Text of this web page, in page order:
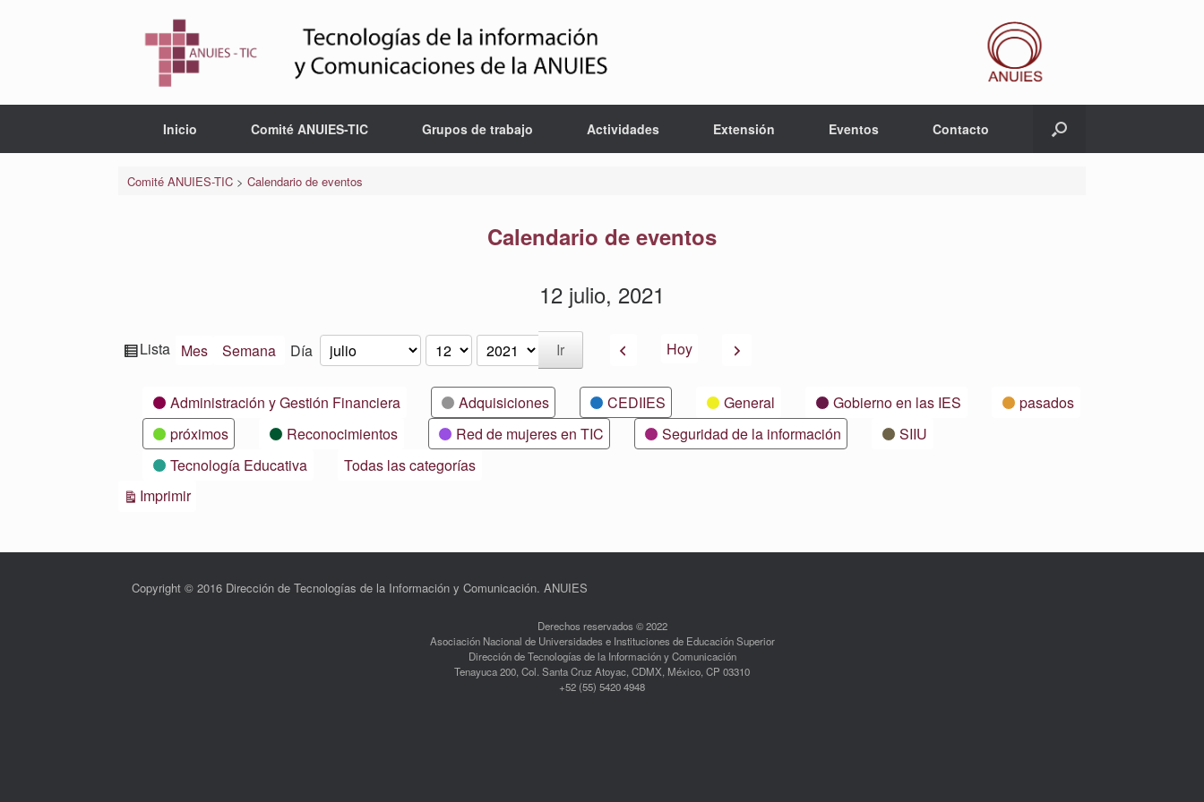
Inicio Comité ANUIES-TIC Grupos de trabajo Actividades Extensión Eventos Contacto
Comité ANUIES-TIC> Calendario de eventos
Calendario de eventos
12 julio, 2021
Ver
Lista Mes Semana Día Mes
Día
Año AnteriorHoy Siguiente
CategoríasAdministración y Gestión Financiera Adquisiciones CEDIIES General Gobierno en las IES
pasados
próximos
Reconocimientos Red de mujeres en TIC Seguridad de la información
SIIU
Tecnología Educativa
Todas las categorías
ImprimirVistas
Copyright © 2016 Dirección de Tecnologías de la Información y Comunicación. ANUIES
Derechos reservados © 2022
Asociación Nacional de Universidades e Instituciones de Educación Superior
Dirección de Tecnologías de la Información y Comunicación
Tenayuca 200, Col. Santa Cruz Atoyac, CDMX, México, CP 03310
+52 (55) 5420 4948